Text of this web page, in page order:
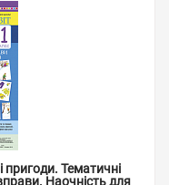
пригоди. Тематичні
Наочність для